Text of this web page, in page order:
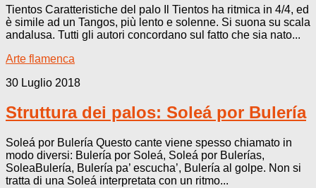
Tientos Caratteristiche del palo Il Tientos ha ritmica in 4/4, ed
è simile ad un Tangos, più lento e solenne. Si suona su scala
andalusa. Tutti gli autori concordano sul fatto che sia nato...
Arte flamenca
30 Luglio 2018
Struttura dei palos: Soleá por Bulería
Soleá por Bulería Questo cante viene spesso chiamato in
modo diversi: Bulería por Soleá, Soleá por Bulerías,
SoleaBulería, Bulería pa’ escucha’, Bulería al golpe. Non si
tratta di una Soleá interpretata con un ritmo...